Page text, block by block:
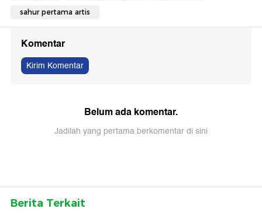
sahur pertama artis
Komentar
Kirim Komentar
Belum ada komentar.
Jadilah yang pertama berkomentar di sini
Berita Terkait